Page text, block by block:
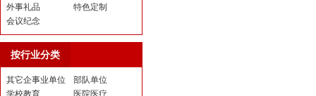
外事礼品
特色定制
会议纪念
按行业分类
其它企事业单位
部队单位
学校教育
医院医疗